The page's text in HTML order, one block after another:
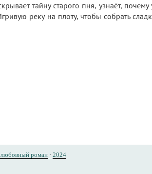
тайну старого пня, узнаёт,
реку на плоту, чтобы собрать
роман · 2024